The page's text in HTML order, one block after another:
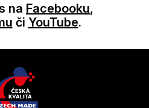
na Facebooku,
či YouTube.